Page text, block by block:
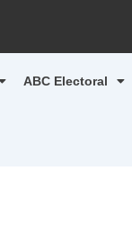
ABC Electoral